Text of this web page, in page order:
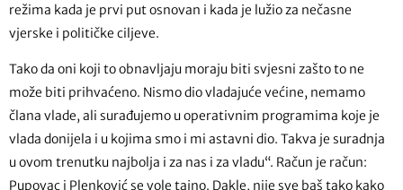
režima kada je prvi put osnovan i kada je lužio za nečasne
vjerske i političke ciljeve.
Tako da oni koji to obnavljaju moraju biti svjesni zašto to ne
može biti prihvaćeno. Nismo dio vladajuće većine, nemamo
člana vlade, ali surađujemo u operativnim programima koje je
vlada donijela i u kojima smo i mi astavni dio. Takva je suradnja
u ovom trenutku najbolja i za nas i za vladu“. Račun je račun:
Pupovac i Plenković se vole tajno. Dakle, nije sve baš tako kako